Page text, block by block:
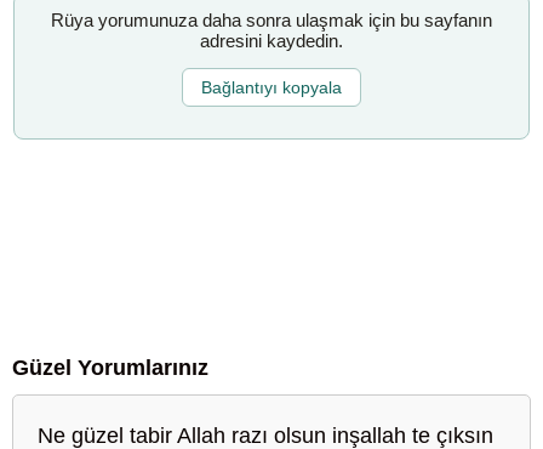
Rüya yorumunuza daha sonra ulaşmak için bu sayfanın
adresini kaydedin.
Bağlantıyı kopyala
Güzel Yorumlarınız
Ne güzel tabir Allah razı olsun inşallah te çıksın